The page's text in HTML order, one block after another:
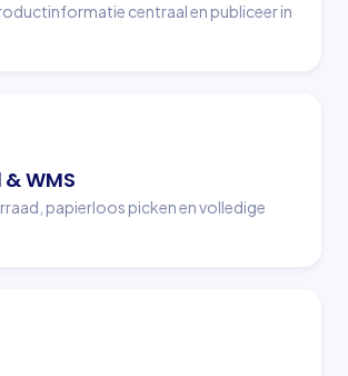
centraal en publiceer in
WMS
papierloos picken en volledige